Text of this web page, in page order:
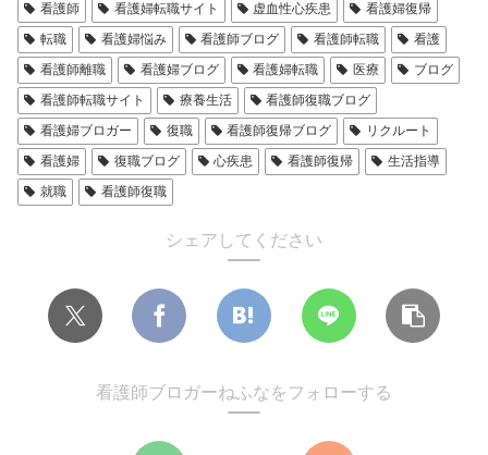
看護師
看護婦転職サイト 虚血性心疾患
看護婦復帰
転職
看護婦悩み 看護師ブログ 看護師転職
看護
看護師離職
看護婦ブログ 看護婦転職 医療
ブログ
看護師転職サイト
療養生活
看護師復職ブログ
看護婦ブロガー
復職 看護師復帰ブログ
リクルート
看護婦
復職ブログ 心疾患 看護師復帰
生活指導
就職
看護師復職
シェアしてください
看護師ブロガーねふなをフォローする